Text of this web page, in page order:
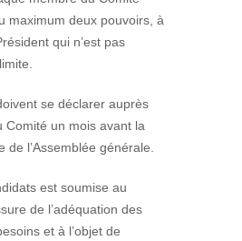
maximum deux pouvoirs, à
qui n’est pas
se déclarer auprès
Comité un mois avant la
de l’Assemblée générale.
est soumise au
de l’adéquation des
et à l’objet de